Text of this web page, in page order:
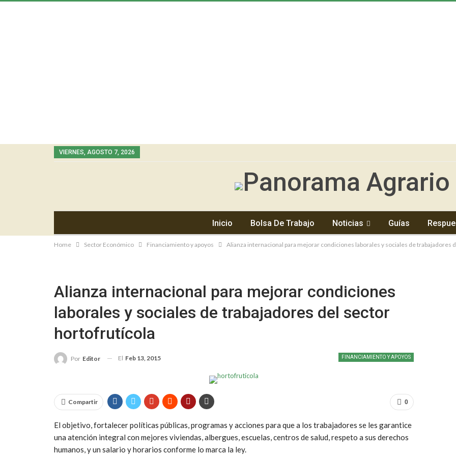
VIERNES, AGOSTO 7, 2026
Inicio Bolsa De Trabajo Noticias Guías
Home Sector Económico Financiamiento y apoyos Alianza internacional para mejorar condiciones laborales y sociales de trabajadores
Alianza internacional para mejorar condiciones
laborales y sociales de trabajadores del sector
hortofrutícola
FINANCIAMIENTO Y APOYOS
Por Editor El Feb 13, 2015
0
Compartir
El objetivo, fortalecer políticas públicas, programas y acciones para que a los trabajadores se les garantice
una atención integral con mejores viviendas, albergues, escuelas, centros de salud, respeto a sus derechos
humanos, y un salario y horarios conforme lo marca la ley.